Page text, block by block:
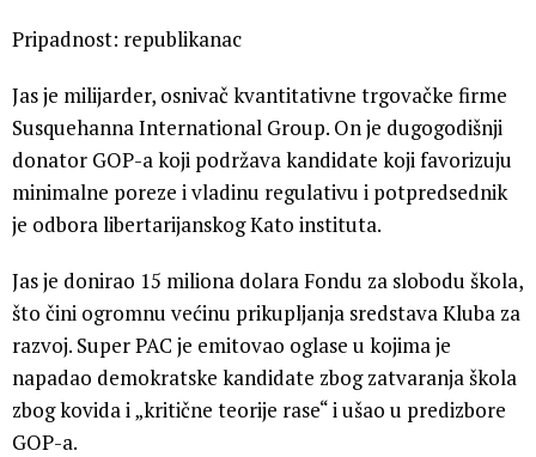
Pripadnost: republikanac
Jas je milijarder, osnivač kvantitativne trgovačke firme
Susquehanna International Group. On je dugogodišnji
donator GOP-a koji podržava kandidate koji favorizuju
minimalne poreze i vladinu regulativu i potpredsednik
je odbora libertarijanskog Kato instituta.
Jas je donirao 15 miliona dolara Fondu za slobodu škola,
što čini ogromnu većinu prikupljanja sredstava Kluba za
razvoj. Super PAC je emitovao oglase u kojima je
napadao demokratske kandidate zbog zatvaranja škola
zbog kovida i „kritične teorije rase“ i ušao u predizbore
GOP-a.